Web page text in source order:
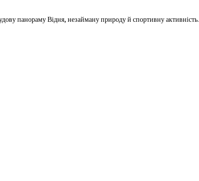
панораму Відня, незайману природу й спортивну активність.